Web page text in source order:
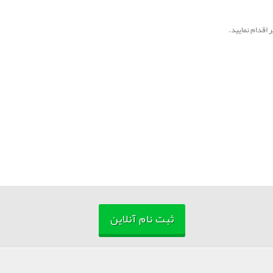
ثبت نام آنلاین